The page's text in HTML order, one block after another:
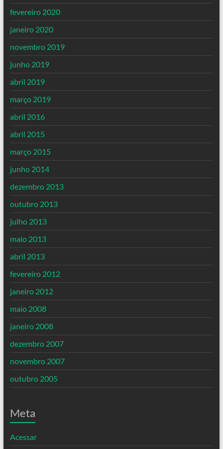
fevereiro 2020
janeiro 2020
novembro 2019
junho 2019
abril 2019
março 2019
abril 2016
abril 2015
março 2015
junho 2014
dezembro 2013
outubro 2013
julho 2013
maio 2013
abril 2013
fevereiro 2012
janeiro 2012
maio 2008
janeiro 2008
dezembro 2007
novembro 2007
outubro 2005
Meta
Acessar